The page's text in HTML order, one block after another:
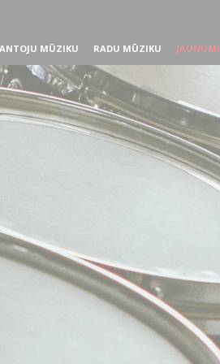
MŪZIKU RADU MŪZIKU JAUNUMI